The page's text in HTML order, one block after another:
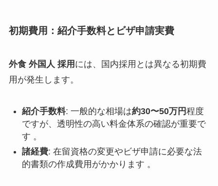
初期費用：紹介手数料とビザ申請実費
外食 外国人 採用 には、国内採用とは異なる初期費
用が発生します。
紹介手数料: 一般的な相場は約30〜50万円程度
ですが、透明性の高い料金体系の確認が重要で
す 。
諸経費: 在留資格の変更やビザ申請に必要な法
的書類の作成費用がかかります 。